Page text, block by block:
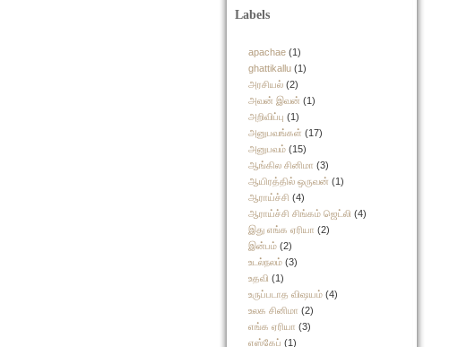
Labels
apachae (1)
ghattikallu (1)
அரசியல் (2)
அவன் இவன் (1)
அறிவிப்பு (1)
அனுபவங்கள் (17)
அனுபவம் (15)
ஆங்கில சினிமா (3)
ஆயிரத்தில் ஒருவன் (1)
ஆராய்ச்சி (4)
ஆராய்ச்சி சிங்கம் ஜெட்லி (4)
இது எங்க ஏரியா (2)
இன்பம் (2)
உடல்நலம் (3)
உதவி (1)
உருப்படாத விஷயம் (4)
உலக சினிமா (2)
எங்க ஏரியா (3)
எஸ்கேப் (1)